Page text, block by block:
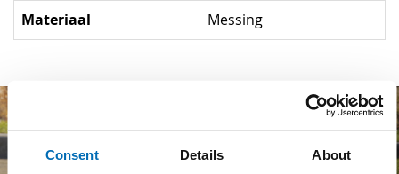
Consent Details About
Specificaties
Materiaal Messing